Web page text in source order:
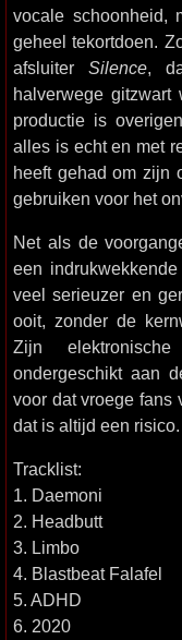
vocale schoonheid,
geheel tekortdoen.
afsluiter Silence,
halverwege
productie is
alles is echt en met
heeft gehad om zijn
gebruiken voor het
Net als de
een
veel serieuzer en
ooit, zonder de
Zijn
ondergeschikt aan
voor dat vroege fans
dat is altijd een risico.
Tracklist:
1. Daemoni
2. Headbutt
3. Limbo
4. Blastbeat Falafel
5. ADHD
6. 2020